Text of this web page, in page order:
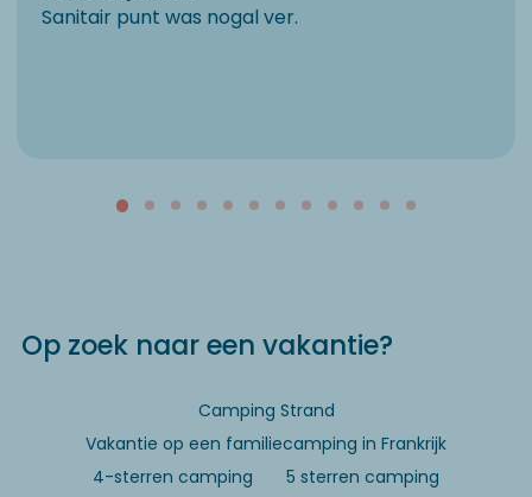
Sanitair punt was nogal ver.
Op zoek naar een vakantie?
Camping Strand
Vakantie op een familiecamping in Frankrijk
4-sterren camping
5 sterren camping